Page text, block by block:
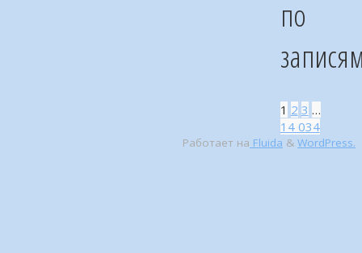
по
1 2 3 …
14 034
Работает на Fluida & WordPress.